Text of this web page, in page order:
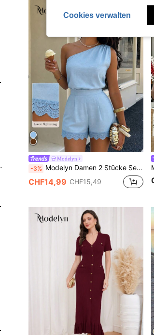
Modelyn
-3% Modelyn Damen 2 Stücke Set, Schulterfreies Top kombiniert mit Shorts mit Blumenverzierung, romantisches Urlaubsoutfit für den Sommer
CHF14,99 CHF15,49
Cookies verwalten